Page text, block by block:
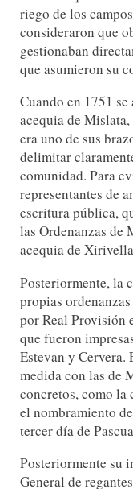
riego de los
consideraron que
gestionaban
que asumieron su
Cuando en 1751
acequia de
era uno de sus
delimitar
comunidad. Para
representantes de
escritura pública,
las Ordenanzas de
acequia de
Posteriormente, la
propias
por Real Provisión
que fueron
Estevan y Cervera.
medida con las de
concretos, como la
el nombramiento
tercer día de
Posteriormente su
General de